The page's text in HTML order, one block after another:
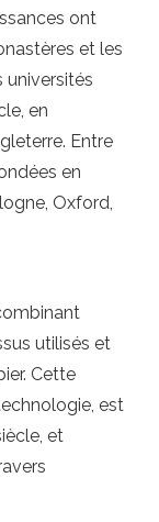
ont
et les
universités
en
Entre
en
Oxford,
utilisés et
Cette
est
et